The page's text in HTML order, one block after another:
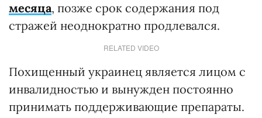
месяца, позже срок содержания под
стражей неоднократно продлевался.
RELATED VIDEO
Похищенный украинец является лицом с
инвалидностью и вынужден постоянно
принимать поддерживающие препараты.